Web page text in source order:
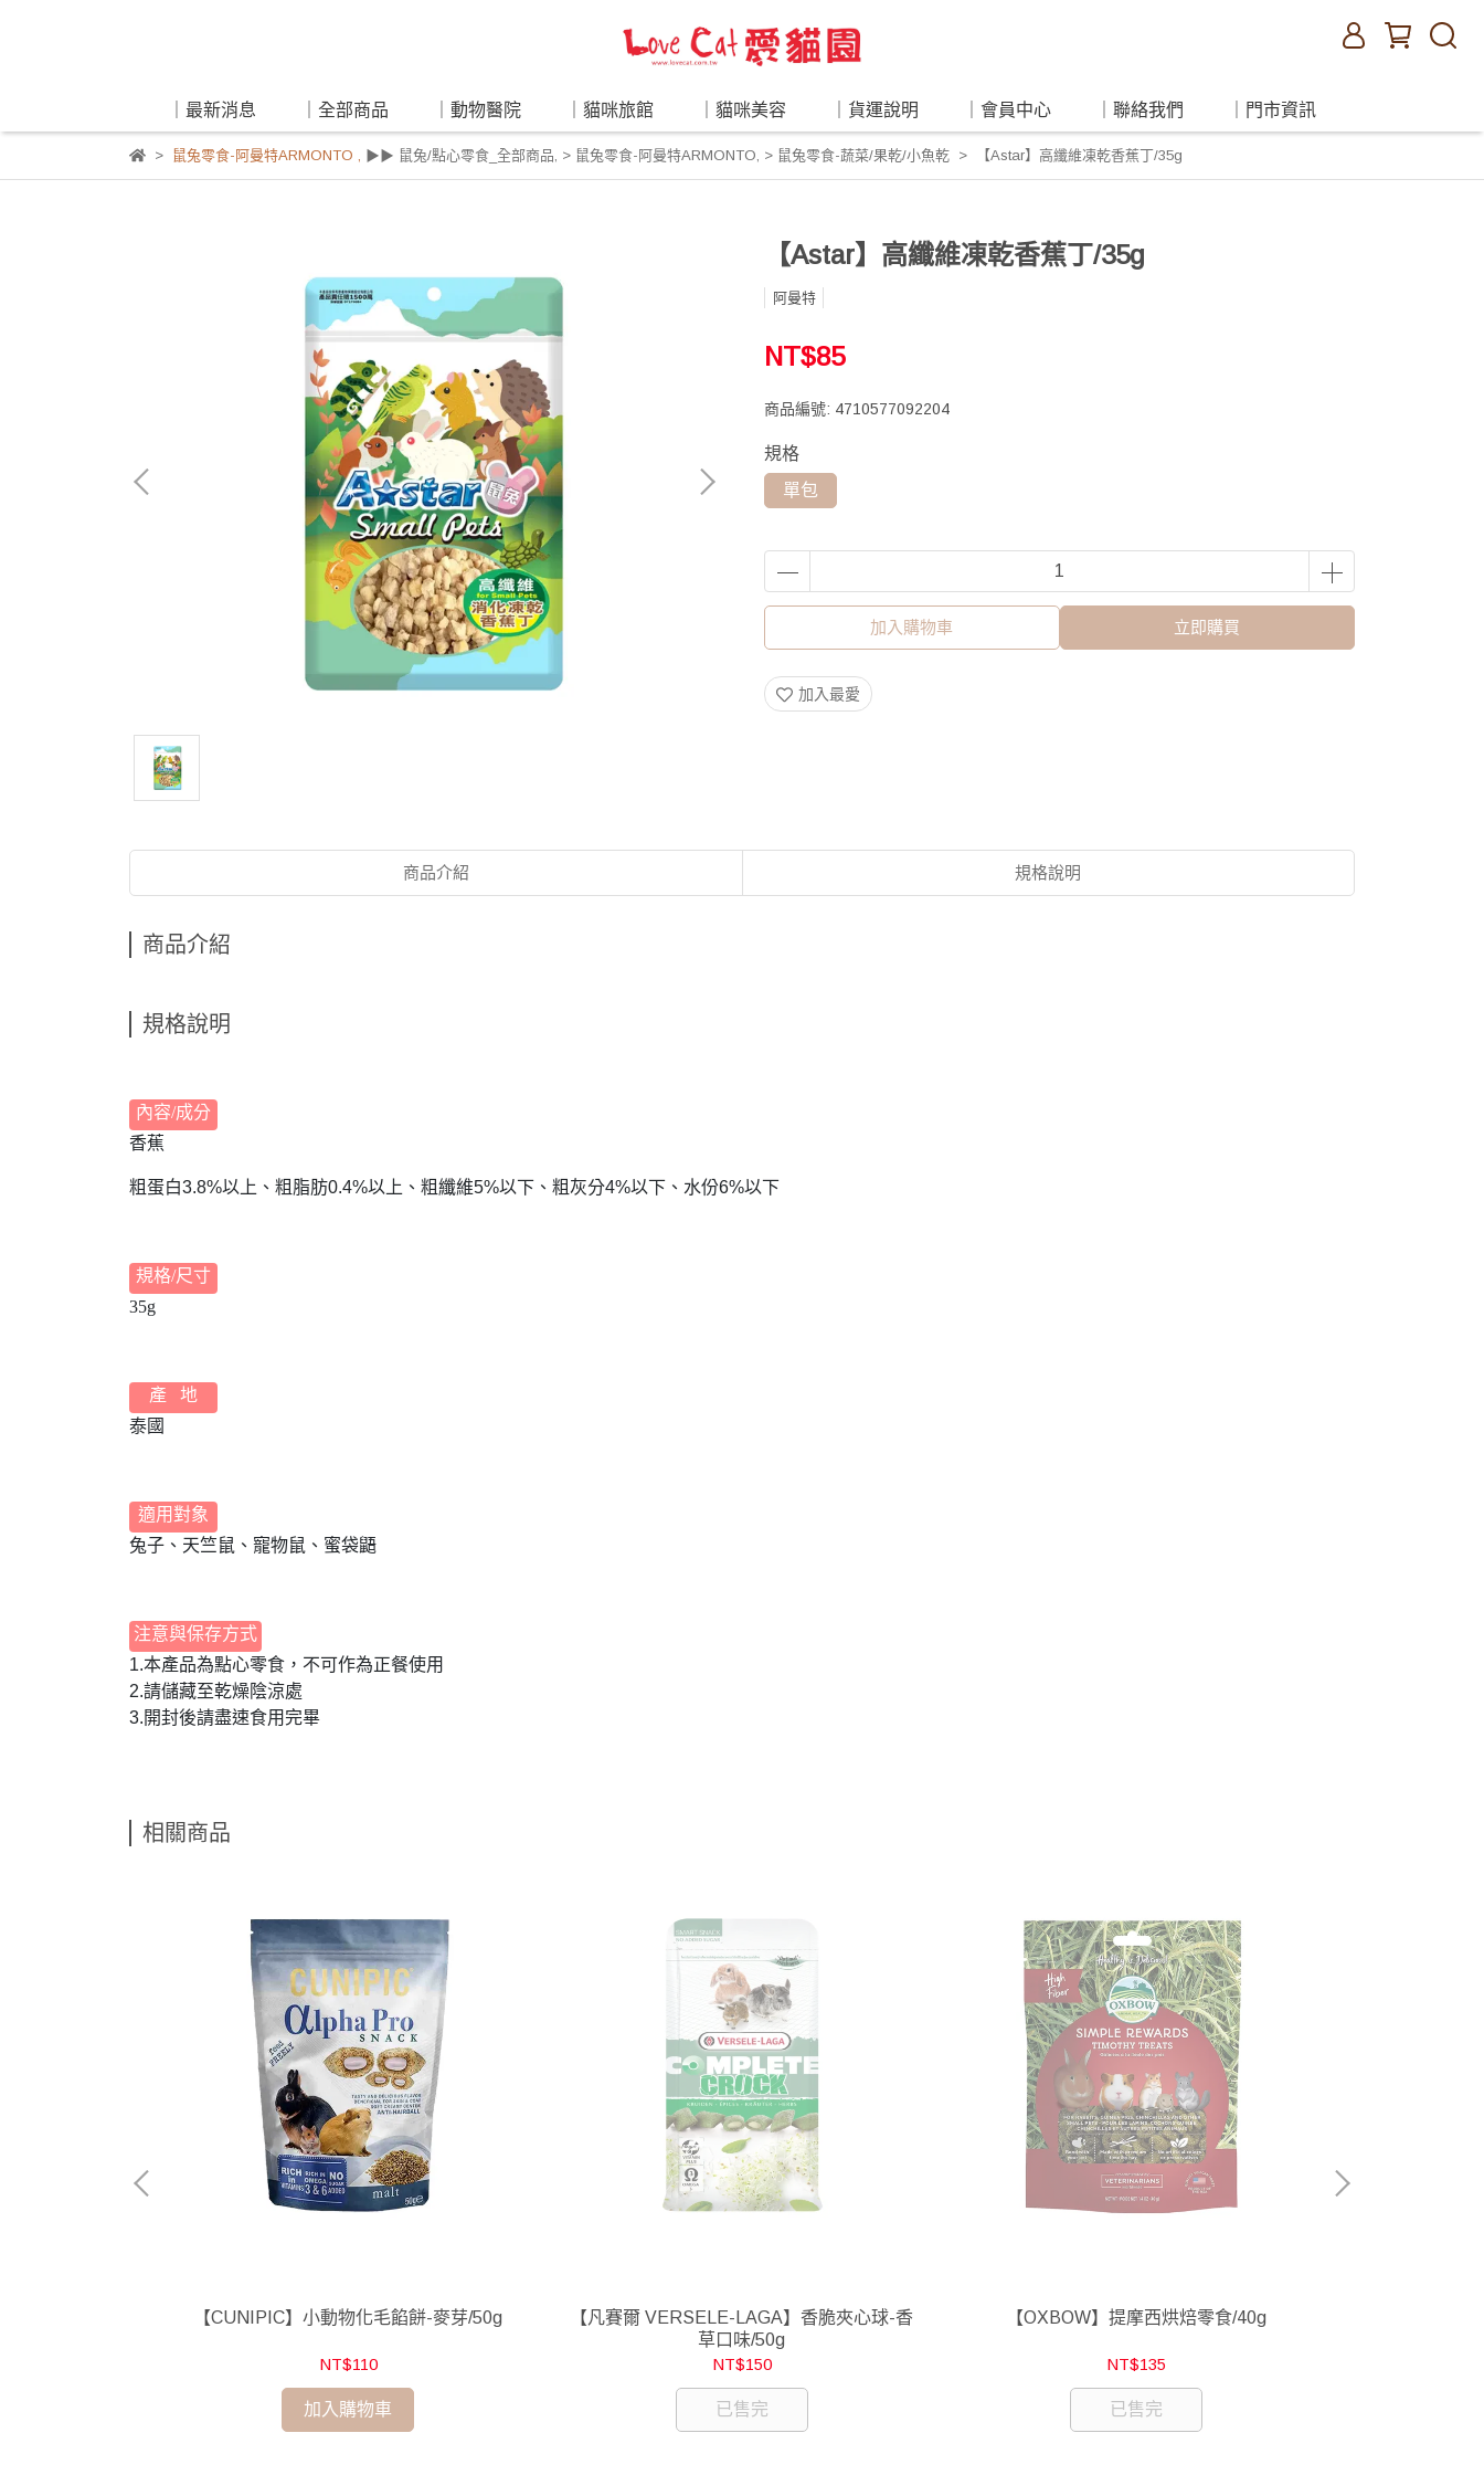
｜最新消息 ｜全部商品 ｜動物醫院 ｜貓咪旅館 ｜貓咪美容 ｜貨運說明 ｜會員中心 ｜聯絡我們 ｜門市資訊
鼠兔零食-阿曼特ARMONTO , ▶▶ 鼠兔/點心零食_全部商品, > 鼠兔零食-阿曼特ARMONTO, > 鼠兔零食-蔬菜/果乾/小魚乾 【Astar】高纖維凍乾香蕉丁/35g
【Astar】高纖維凍乾香蕉丁/35g
阿曼特
NT$85
商品編號: 4710577092204
規格
單包
加入購物車 立即購買
加入最愛
商品介紹 規格說明
商品介紹
規格說明
內容/成分
香蕉
粗蛋白3.8%以上、粗脂肪0.4%以上、粗纖維5%以下、粗灰分4%以下、水份6%以下
規格/尺寸
35g
產 地
泰國
適用對象
兔子、天竺鼠、寵物鼠、蜜袋鼯
注意與保存方式
1.本產品為點心零食，不可作為正餐使用
2.請儲藏至乾燥陰涼處
3.開封後請盡速食用完畢
相關商品
【CUNIPIC】小動物化毛餡餅-麥芽/50g
NT$110
加入購物車
【凡賽爾 VERSELE-LAGA】香脆夾心球-香
草口味/50g
NT$150
已售完
【OXBOW】提摩西烘焙零食/40g
NT$135
已售完